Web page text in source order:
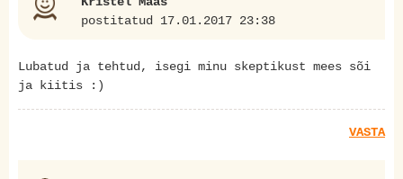
postitatud 17.01.2017 23:38
Lubatud ja tehtud, isegi minu skeptikust mees sõi
ja kiitis :)
VASTA